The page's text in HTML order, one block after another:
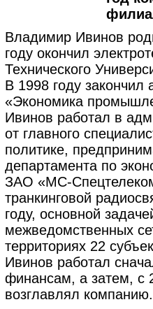
Владимир Ивинов
году окончил
Технического
В 1998 году закончил
«Экономика
Ивинов работал в
от главного
политике,
департамента по
ЗАО «МС-
транкинговой
году, основной
межведомственных
территориях 22
Ивинов работал
финансам, а затем, с
возглавлял компанию.